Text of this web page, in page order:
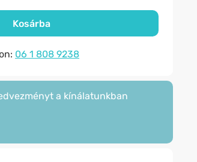
Kosárba
06 1 808 9238
a kínálatunkban